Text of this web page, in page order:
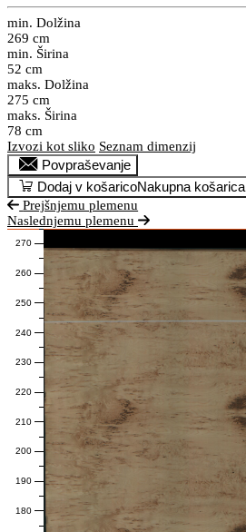
min. Dolžina
269 cm
min. Širina
52 cm
maks. Dolžina
275 cm
maks. Širina
78 cm
Izvozi kot sliko Seznam dimenzij
Povpraševanje
Dodaj v košaricoNakupna košarica
Prejšnjemu plemenu
Naslednjemu plemenu
180
190
200
210
220
230
240
250
260
270